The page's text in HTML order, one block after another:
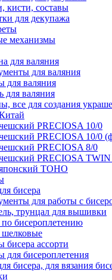
кисти, составы
для декупажа
механизмы
для валяния
для валяния
для валяния
для валяния
все для создания
PRECIOSA 10/0
PRECIOSA 10/0
PRECIOSA 8/0
PRECIOSA
TOHO
бисера
для работы с
трунцал для вышивки
бисероплетению
бисера ассорти
для бисероплетения
бисера, для вязания